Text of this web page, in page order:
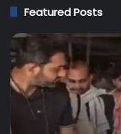
Featured Posts
Raipur
Breaking:
रायपुर
न्यायालय
के